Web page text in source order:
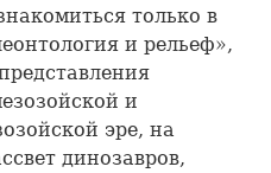
только в
и рельеф»,
и
эре, на
динозавров,